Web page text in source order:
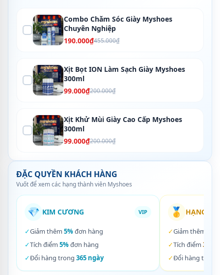
Combo Chăm Sóc Giày Myshoes
Chuyên Nghiệp
190.000₫455.000₫
Xịt Bọt ION Làm Sạch Giày Myshoes
300ml
99.000₫200.000₫
Xịt Khử Mùi Giày Cao Cấp Myshoes
300ml
99.000₫200.000₫
ĐẶC QUYỀN KHÁCH HÀNG
Vuốt để xem các hạng thành viên Myshoes
💎 KIM CƯƠNG VIP
✓Giảm thêm 5%đơn hàng
✓Tích điểm 5%đơn hàng
✓Đổi hàng trong 365 ngày
🥇 HẠNG
✓Giảm thêm
✓Tích điểm 3%
✓Đổi hàng trong